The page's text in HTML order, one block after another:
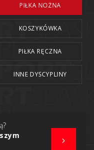
PIŁKA NOŻNA
KOSZYKÓWKA
PIŁKA RĘCZNA
INNE DYSCYPLINY